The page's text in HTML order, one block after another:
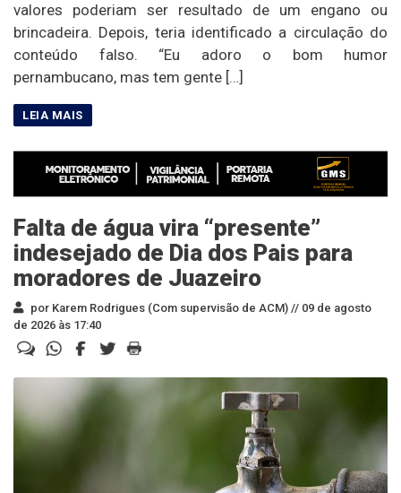
valores poderiam ser resultado de um engano ou
brincadeira. Depois, teria identificado a circulação do
conteúdo falso. “Eu adoro o bom humor
pernambucano, mas tem gente […]
Falta de água vira “presente”
indesejado de Dia dos Pais para
moradores de Juazeiro
por Karem Rodrigues (Com supervisão de ACM) // 09 de agosto
de 2026 às 17:40